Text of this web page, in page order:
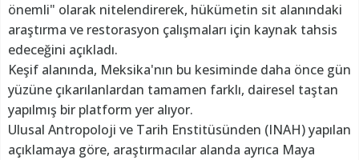
önemli" olarak nitelendirerek, hükümetin sit alanındaki
araştırma ve restorasyon çalışmaları için kaynak tahsis
edeceğini açıkladı.
Keşif alanında, Meksika'nın bu kesiminde daha önce gün
yüzüne çıkarılanlardan tamamen farklı, dairesel taştan
yapılmış bir platform yer alıyor.
Ulusal Antropoloji ve Tarih Enstitüsünden (INAH) yapılan
açıklamaya göre, araştırmacılar alanda ayrıca Maya